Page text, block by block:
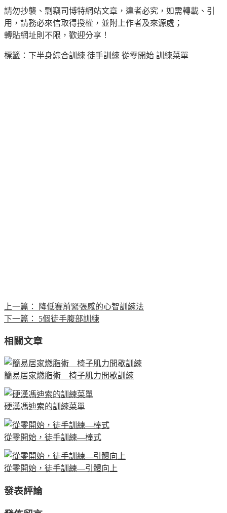
請勿抄襲、剽竊司博特網站文章，違者必究，如需轉載、引
用，請務必來信取得授權，並附上作者及來源處；
轉貼網址則不限，歡迎分享！
標籤： 下半身綜合訓練 徒手訓練 從零開始 訓練菜單
上一篇：
降低賽前緊張感的心智訓練法
下一篇：
5個徒手腹部訓練
相關文章
簡易居家燃脂術 椅子肌力間歇訓練
硬漢馮迪索的訓練菜單
從零開始，徒手訓練—棒式
從零開始，徒手訓練—引體向上
發表評論